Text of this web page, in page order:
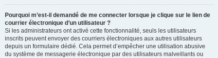
Pourquoi m’est-il demandé de me connecter lorsque je clique sur le lien de
courrier électronique d’un utilisateur ?
Si les administrateurs ont activé cette fonctionnalité, seuls les utilisateurs
inscrits peuvent envoyer des courriers électroniques aux autres utilisateurs
depuis un formulaire dédié. Cela permet d’empêcher une utilisation abusive
du système de messagerie électronique par des utilisateurs malveillants ou